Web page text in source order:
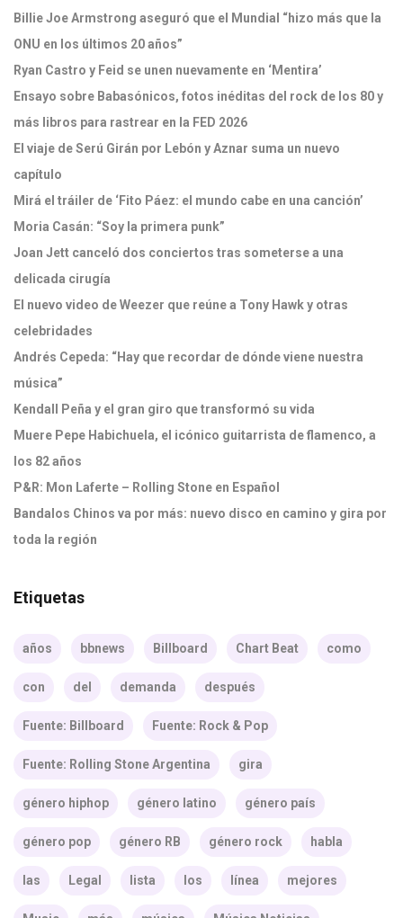
Billie Joe Armstrong aseguró que el Mundial “hizo más que la
ONU en los últimos 20 años”
Ryan Castro y Feid se unen nuevamente en ‘Mentira’
Ensayo sobre Babasónicos, fotos inéditas del rock de los 80 y
más libros para rastrear en la FED 2026
El viaje de Serú Girán por Lebón y Aznar suma un nuevo
capítulo
Mirá el tráiler de ‘Fito Páez: el mundo cabe en una canción’
Moria Casán: “Soy la primera punk”
Joan Jett canceló dos conciertos tras someterse a una
delicada cirugía
El nuevo video de Weezer que reúne a Tony Hawk y otras
celebridades
Andrés Cepeda: “Hay que recordar de dónde viene nuestra
música”
Kendall Peña y el gran giro que transformó su vida
Muere Pepe Habichuela, el icónico guitarrista de flamenco, a
los 82 años
P&R: Mon Laferte – Rolling Stone en Español
Bandalos Chinos va por más: nuevo disco en camino y gira por
toda la región
Etiquetas
años bbnews Billboard Chart Beat como
con del demanda después
Fuente: Billboard Fuente: Rock & Pop
Fuente: Rolling Stone Argentina gira
género hiphop género latino género país
género pop género RB género rock habla
las Legal lista los línea mejores